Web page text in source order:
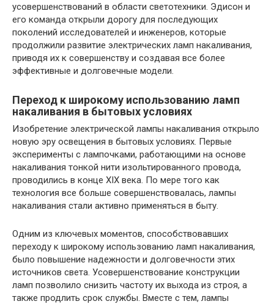
усовершенствований в области светотехники. Эдисон и
его команда открыли дорогу для последующих
поколений исследователей и инженеров, которые
продолжили развитие электрических ламп накаливания,
приводя их к совершенству и создавая все более
эффективные и долговечные модели.
Переход к широкому использованию ламп
накаливания в бытовых условиях
Изобретение электрической лампы накаливания открыло
новую эру освещения в бытовых условиях. Первые
эксперименты с лампочками, работающими на основе
накаливания тонкой нити изольтированного провода,
проводились в конце XIX века. По мере того как
технология все больше совершенствовалась, лампы
накаливания стали активно применяться в быту.
Одним из ключевых моментов, способствовавших
переходу к широкому использованию ламп накаливания,
было повышение надежности и долговечности этих
источников света. Усовершенствование конструкции
ламп позволило снизить частоту их выхода из строя, а
также продлить срок службы. Вместе с тем, лампы